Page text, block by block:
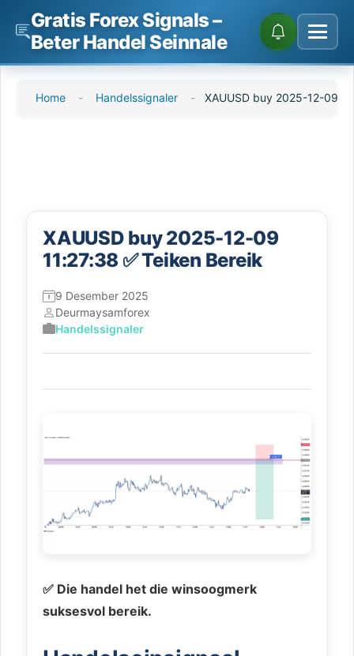
Gratis Forex Signals –
Beter Handel Seinnale
Home - Handelssignaler - XAUUSD buy 2025-12-09
XAUUSD buy 2025-12-09
11:27:38 ✅ Teiken Bereik
9 Desember 2025
Deurmaysamforex
Handelssignaler
✅ Die handel het die winsoogmerk
suksesvol bereik.